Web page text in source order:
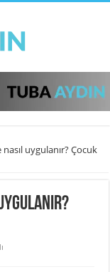
uygulanır? Çocuk